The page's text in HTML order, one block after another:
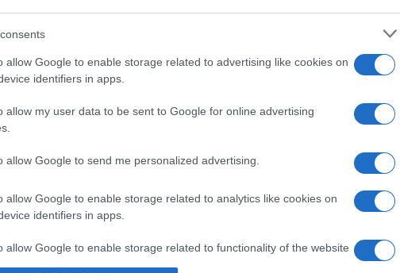
allow Google to enable storage related to advertising like cookies on
identifiers in apps.
allow my user data to be sent to Google for online advertising
allow Google to send me personalized advertising.
allow Google to enable storage related to analytics like cookies on
identifiers in apps.
allow Google to enable storage related to functionality of the website
πλοία λιμάνι Σωματείο Ναυτεργατών Κέρκυρας